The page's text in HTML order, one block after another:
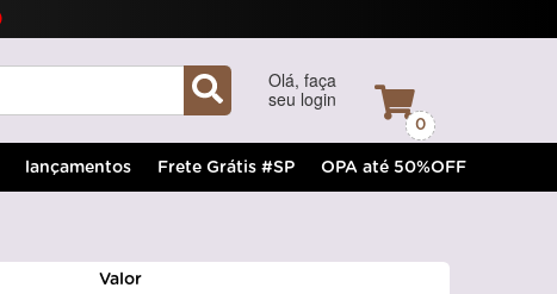
Olá, faça
seu login
0
lançamentos Frete Grátis #SP OPA até 50%OFF
Valor